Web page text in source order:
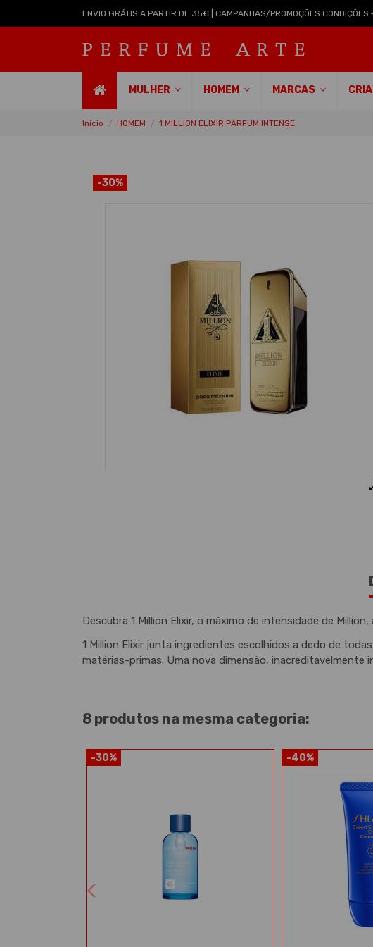
ENVIO GRÁTIS A PARTIR DE 35€ | CAMPANHAS/PROMOÇÕES CONDIÇÕES
MULHER HOMEM MARCAS
Início HOMEM 1 MILLION ELIXIR PARFUM INTENSE
-30%
Descubra 1 Million Elixir, o máximo de intensidade de
1 Million Elixir junta ingredientes escolhidos a dedo de
matérias-primas. Uma nova dimensão, inacreditavelmente
8 produtos na mesma categoria:
-30% -40%